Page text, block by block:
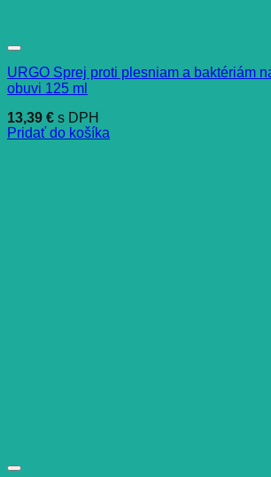
URGO Sprej proti plesniam a baktériám
obuvi 125 ml
13,39 € s DPH
Pridať do košíka